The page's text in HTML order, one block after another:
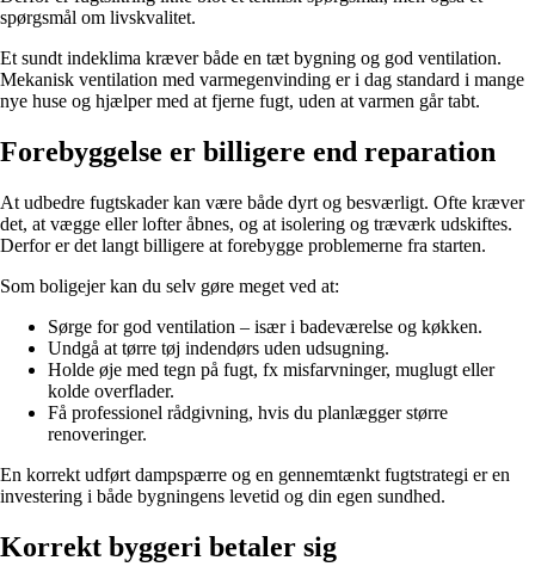
spørgsmål om livskvalitet.
Et sundt indeklima kræver både en tæt bygning og god ventilation.
Mekanisk ventilation med varmegenvinding er i dag standard i mange
nye huse og hjælper med at fjerne fugt, uden at varmen går tabt.
Forebyggelse er billigere end reparation
At udbedre fugtskader kan være både dyrt og besværligt. Ofte kræver
det, at vægge eller lofter åbnes, og at isolering og træværk udskiftes.
Derfor er det langt billigere at forebygge problemerne fra starten.
Som boligejer kan du selv gøre meget ved at:
Sørge for god ventilation – især i badeværelse og køkken.
Undgå at tørre tøj indendørs uden udsugning.
Holde øje med tegn på fugt, fx misfarvninger, muglugt eller
kolde overflader.
Få professionel rådgivning, hvis du planlægger større
renoveringer.
En korrekt udført dampspærre og en gennemtænkt fugtstrategi er en
investering i både bygningens levetid og din egen sundhed.
Korrekt byggeri betaler sig